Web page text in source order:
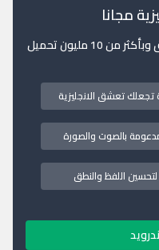
مجانا
مليون تحميل
تجعلك تعشق الانجليزية
بالصوت والصورة